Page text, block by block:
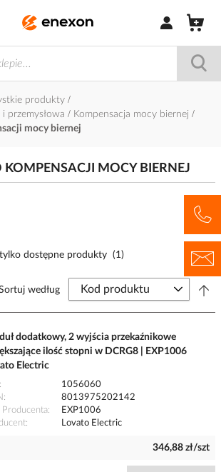
Zaloguj się /
produkty
przemysłowa
Kompensacja mocy biernej
mocy biernej
KOMPENSACJI MOCY BIERNEJ
tylko dostępne produkty (1)
według
dodatkowy, 2 wyjścia przekaźnikowe
ilość stopni w DCRG8 | EXP1006
Electric
1056060
8013975202142
Producenta
EXP1006
Lovato Electric
346,88 zł/szt